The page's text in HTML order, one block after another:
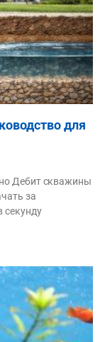
для
Дебит скважины
за
секунду